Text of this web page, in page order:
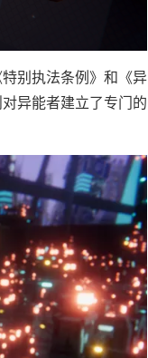
别执法条例》和《异
异能者建立了专门的